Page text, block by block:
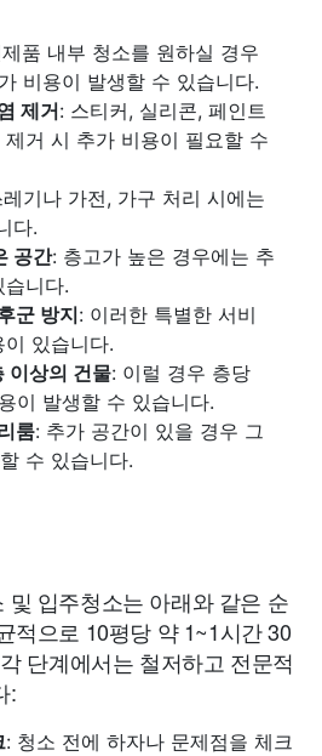
품 내부 청소를 원하실 경우
비용이 발생할 수 있습니다.
제거: 스티커, 실리콘, 페인트
거 시 추가 비용이 필요할 수
기나 가전, 가구 처리 시에는
다.
공간: 층고가 높은 경우에는 추
니다.
군 방지: 이러한 특별한 서비
있습니다.
이상의 건물: 이럴 경우 층당
이 발생할 수 있습니다.
룸: 추가 공간이 있을 경우 그
수 있습니다.
및 입주청소는 아래와 같은 순
적으로 10평당 약 1~1시간 30
단계에서는 철저하고 전문적
:
: 청소 전에 하자나 문제점을 체크